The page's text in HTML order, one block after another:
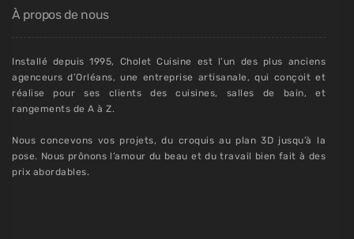
À propos de nous
Installé depuis 1995, Cholet Cuisine est l’un des plus anciens
agenceurs d’Orléans, une entreprise artisanale, qui conçoit et
réalise pour ses clients des cuisines, salles de bain, et
rangements de A à Z.
Nous concevons vos projets, du croquis au plan 3D jusqu’à la
pose. Nous prônons l’amour du beau et du travail bien fait à des
prix abordables.